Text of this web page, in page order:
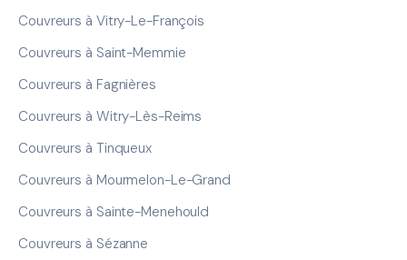
Couvreurs à Vitry-Le-François
Couvreurs à Saint-Memmie
Couvreurs à Fagnières
Couvreurs à Witry-Lès-Reims
Couvreurs à Tinqueux
Couvreurs à Mourmelon-Le-Grand
Couvreurs à Sainte-Menehould
Couvreurs à Sézanne